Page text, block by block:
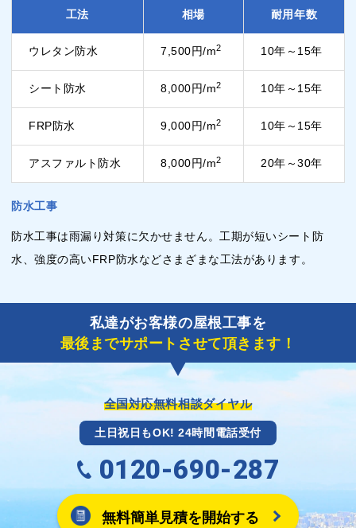
工法 相場 耐用年数
ウレタン防水 7,500円/m2 10年～15年
シート防水 8,000円/m2 10年～15年
FRP防水 9,000円/m2 10年～15年
アスファルト防水 8,000円/m2 20年～30年
防水工事
防水工事は雨漏り対策に欠かせません。工期が短いシート防
水、強度の高いFRP防水などさまざまな工法があります。
私達がお客様の屋根工事を
最後までサポートさせて頂きます！
全国対応無料相談ダイヤル
土日祝日もOK! 24時間電話受付
0120-690-287
無料簡単見積を開始する